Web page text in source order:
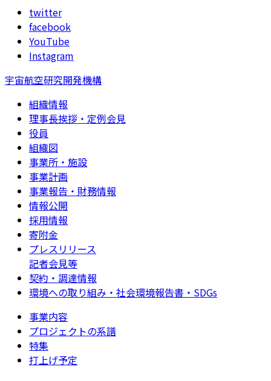
twitter
facebook
YouTube
Instagram
宇宙航空研究開発機構
組織情報
理事長挨拶・定例会見
役員
組織図
事業所・施設
事業計画
事業報告・財務情報
情報公開
採用情報
寄附金
プレスリリース
記者会見等
契約・調達情報
環境への取り組み・社会環境報告書・SDGs
事業内容
プロジェクトの系譜
特集
打上げ予定